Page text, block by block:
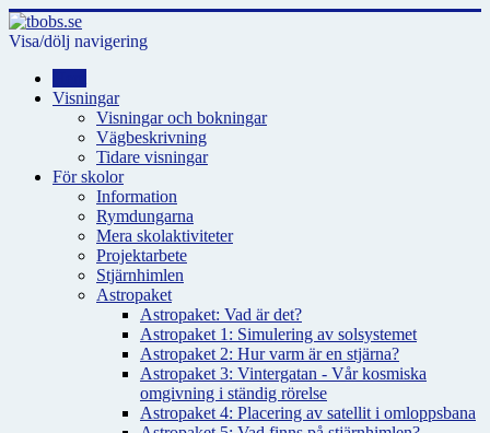
Visa/dölj navigering
Visningar
Visningar och bokningar
Vägbeskrivning
Tidare visningar
För skolor
Information
Rymdungarna
Mera skolaktiviteter
Projektarbete
Stjärnhimlen
Astropaket
Astropaket: Vad är det?
Astropaket 1: Simulering av solsystemet
Astropaket 2: Hur varm är en stjärna?
Astropaket 3: Vintergatan - Vår kosmiska
omgivning i ständig rörelse
Astropaket 4: Placering av satellit i omloppsbana